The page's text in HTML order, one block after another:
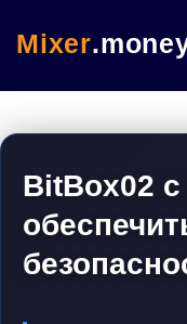
Mixer
BitBox02